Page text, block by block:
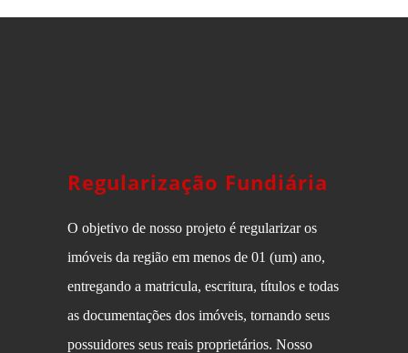
Regularização Fundiária
O objetivo de nosso projeto é regularizar os
imóveis da região em menos de 01 (um) ano,
entregando a matricula, escritura, títulos e todas
as documentações dos imóveis, tornando seus
possuidores seus reais proprietários. Nosso